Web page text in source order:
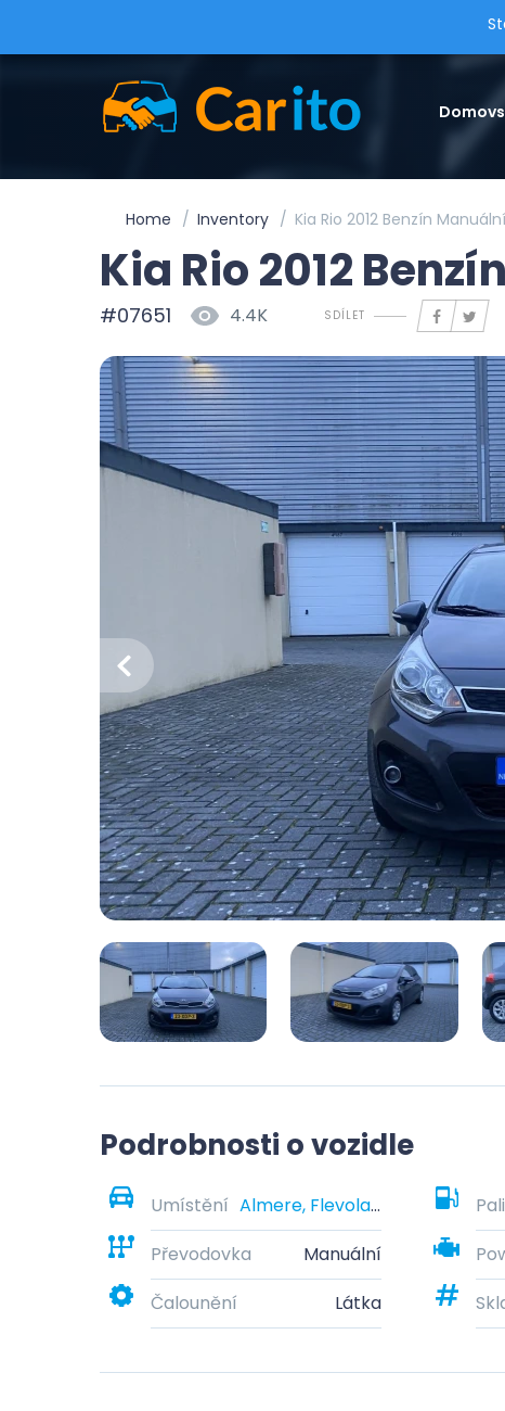
Home Inventory Kia Rio 2012 Benzín Manuální
Kia Rio 2012
#07651 4.4K SDÍLET
Podrobnosti o vozidle
Umístění Almere, Flevoland, Nederland
Převodovka
Manuální
Čalounění
Látka